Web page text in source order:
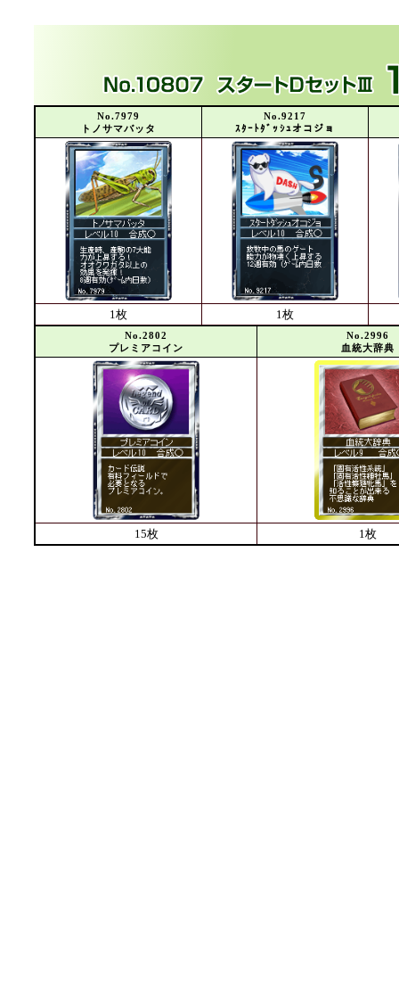
No.7979
トノサマバッタ
No.9217
ｽﾀｰﾄﾀﾞｯｼｭオコジョ
1枚 1枚
No.2802
プレミアコイン
No.2996
血統大辞典
15枚 1枚